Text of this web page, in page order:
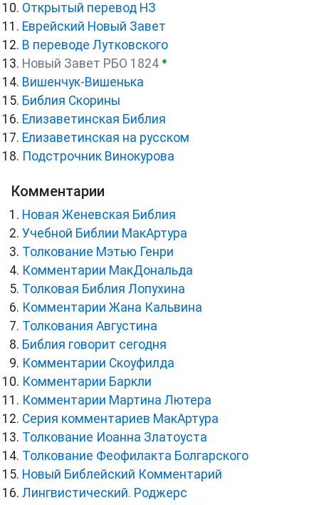
Открытый перевод НЗ
Еврейский Новый Завет
В переводе Лутковского
Новый Завет РБО 1824 ●
Вишенчук-Вишенька
Библия Скорины
Елизаветинская Библия
Елизаветинская на русском
Подстрочник Винокурова
Комментарии
Новая Женевская Библия
Учебной Библии МакАртура
Толкование Мэтью Генри
Комментарии МакДональда
Толковая Библия Лопухина
Комментарии Жана Кальвина
Толкования Августина
Библия говорит сегодня
Комментарии Скоуфилда
Комментарии Баркли
Комментарии Мартина Лютера
Серия комментариев МакАртура
Толкование Иоанна Златоуста
Толкование Феофилакта Болгарского
Новый Библейский Комментарий
Лингвистический. Роджерс